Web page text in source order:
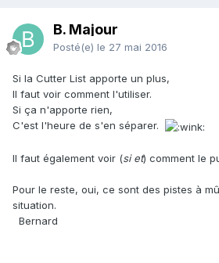
collection.
Et la clef pour l'ouvrir.
Expand
B. Majour
Posté(e) le 27 mai 2016
Si la Cutter List apporte un plus,
Il faut voir comment l'utiliser.
Si ça n'apporte rien,
C'est l'heure de s'en séparer.
Il faut également voir (si et) comment le
Pour le reste, oui, ce sont des pistes à
situation.
Bernard